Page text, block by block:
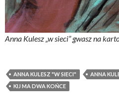
Anna Kulesz „w sieci” gwasz na
ANNA KULESZ "W SIECI"
ANNA
KIJ MA DWA KOŃCE